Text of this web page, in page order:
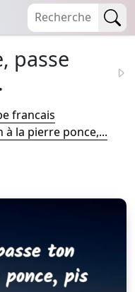
passe
francais
à la pierre ponce,...